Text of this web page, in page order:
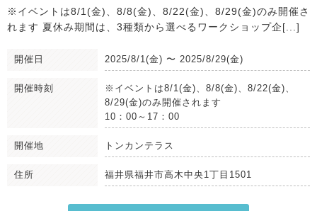
※イベントは8/1(金)、8/8(金)、8/22(金)、8/29(金)のみ開催さ
れます 夏休み期間は、3種類から選べるワークショップ企[...]
開催日 2025/8/1(金) 〜 2025/8/29(金)
開催時刻
※イベントは8/1(金)、8/8(金)、8/22(金)、
8/29(金)のみ開催されます
10：00～17：00
開催地 トンカンテラス
住所 福井県福井市高木中央1丁目1501